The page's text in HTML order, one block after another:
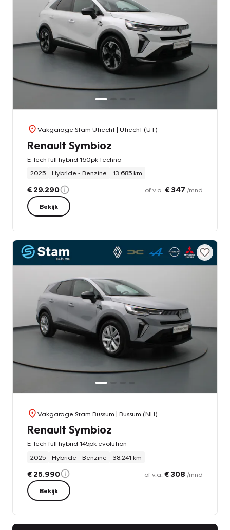
Vakgarage Stam Utrecht| Utrecht (UT)
Renault Symbioz
E-Tech full hybrid 160pk techno
2025
Hybride - Benzine 13.685 km
€ 29.290 of v.a. € 347 /mnd
Bekijk
Vakgarage Stam Bussum | Bussum (NH)
Renault Symbioz
E-Tech full hybrid 145pk evolution
2025
Hybride - Benzine 38.241 km
€ 25.990 of v.a. € 308 /mnd
Bekijk